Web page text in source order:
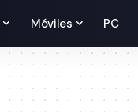
Móviles PC